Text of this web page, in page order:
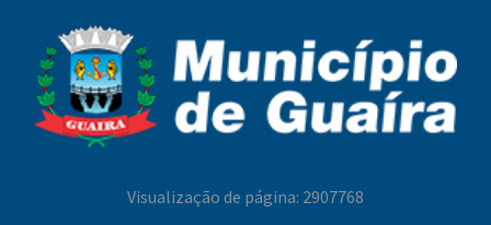
Melhor Idade celebra o Dia dos Pais com
confraternização, cultura e fortalecimento de
vínculos em Guaíra
Campanha Nacional de Multivacinação reforça a
importância da atualização da carteira de
vacinação em Guaíra
Visualização de página: 2907768